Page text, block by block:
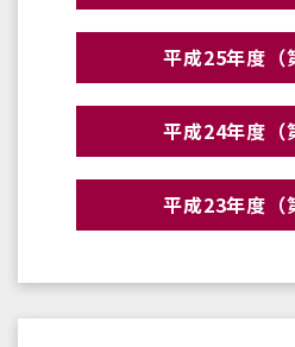
平成25年度（
平成24年度（
平成23年度（